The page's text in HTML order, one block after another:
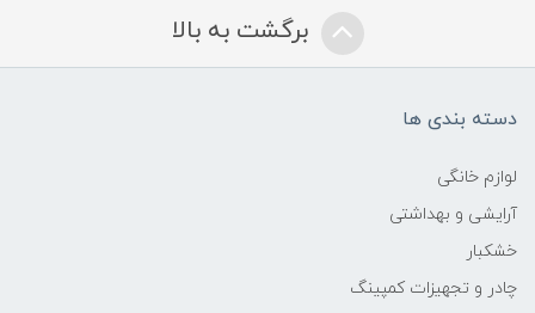
برگشت به بالا
دسته بندی ها
لوازم خانگی
آرایشی و بهداشتی
خشکبار
چادر و تجهیزات کمپینگ